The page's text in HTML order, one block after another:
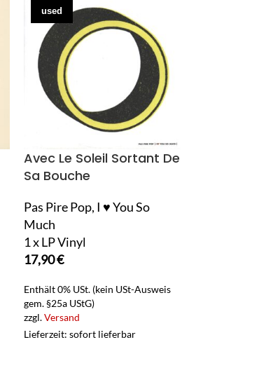
used
Avec Le Soleil Sortant De
Sa Bouche
Pas Pire Pop, I ♥ You So
Much
1 x LP Vinyl
17,90€
Enthält 0% USt. (kein USt-Ausweis
gem. §25a UStG)
zzgl.Versand
Lieferzeit: sofort lieferbar